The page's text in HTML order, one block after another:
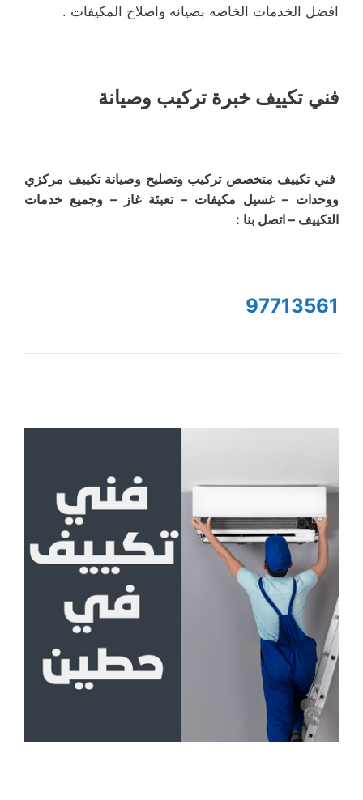
افضل الخدمات الخاصه بصيانه واصلاح المكيفات .
فني تكييف خبرة تركيب وصيانة
فني تكييف متخصص تركيب وتصليح وصيانة تكييف مركزي
ووحدات – غسيل مكيفات – تعبئة غاز – وجميع خدمات
التكييف – اتصل بنا :
97713561